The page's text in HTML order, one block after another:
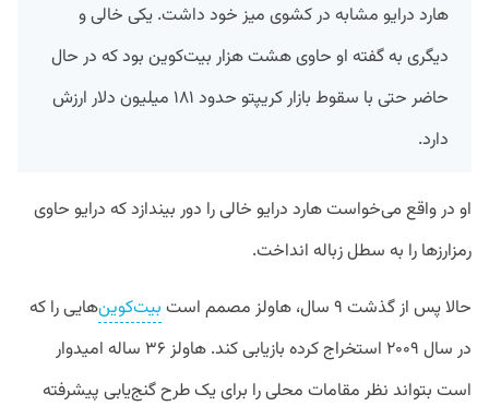
هارد درایو مشابه در کشوی میز خود داشت. یکی خالی و
دیگری به گفته او حاوی هشت هزار بیت‌کوین بود که در حال
حاضر حتی با سقوط بازار کریپتو حدود ۱۸۱ میلیون دلار ارزش
دارد.
او در واقع می‌خواست هارد درایو خالی را دور بیندازد که درایو حاوی
رمزارزها را به سطل زباله انداخت.
حالا پس از گذشت ۹ سال، هاولز مصمم است بیت‌کوین‌هایی را که
در سال ۲۰۰۹ استخراج کرده بازیابی کند. هاولز ۳۶ ساله امیدوار
است بتواند نظر مقامات محلی را برای یک طرح گنج‌یابی پیشرفته